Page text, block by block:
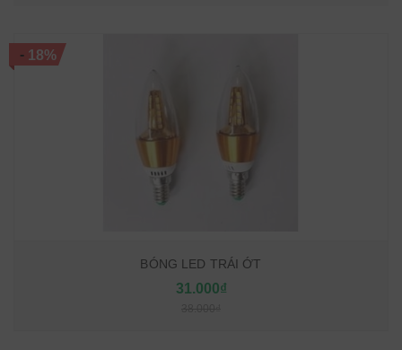
-18%
BÓNG LED TRÁI ỚT
31.000₫